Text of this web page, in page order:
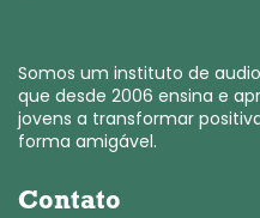
Somos um instituto de
que desde 2006 ensina e
jovens a transformar
forma amigável.
Contato